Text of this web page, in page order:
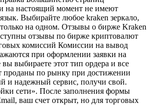
на настоящий момент не имеют
Выбирайте любое kraken зеркало,
только на одном. Отзывы о бирже Kraken
отзывы по бирже криптовалют
комиссий Комиссии на вывод
при оформлении заявки на
выбираете этот тип ордера и все
проданы по рынку при достижении
и надежный сервис, получи свой.
сети». После заполнения формы
ваш счет открыт, но для торговых